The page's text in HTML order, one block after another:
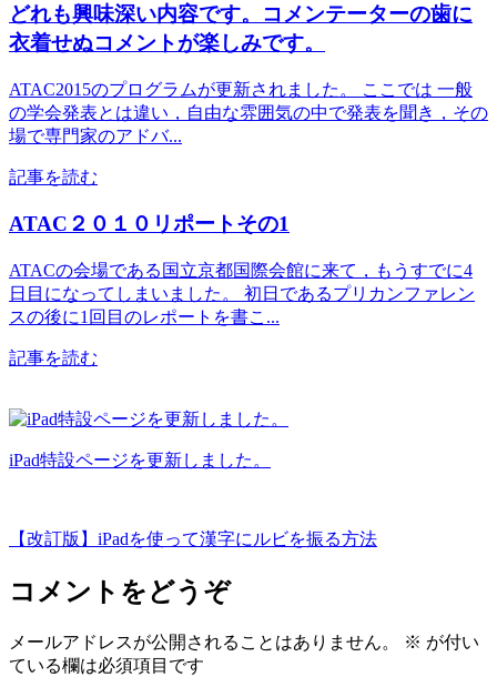
どれも興味深い内容です。コメンテーターの歯に
衣着せぬコメントが楽しみです。
ATAC2015のプログラムが更新されました。 ここでは 一般
の学会発表とは違い，自由な雰囲気の中で発表を聞き，その
場で専門家のアドバ...
記事を読む
ATAC２０１０リポートその1
ATACの会場である国立京都国際会館に来て，もうすでに4
日目になってしまいました。 初日であるプリカンファレン
スの後に1回目のレポートを書こ...
記事を読む
iPad特設ページを更新しました。
【改訂版】iPadを使って漢字にルビを振る方法
コメントをどうぞ
メールアドレスが公開されることはありません。 ※ が付い
ている欄は必須項目です